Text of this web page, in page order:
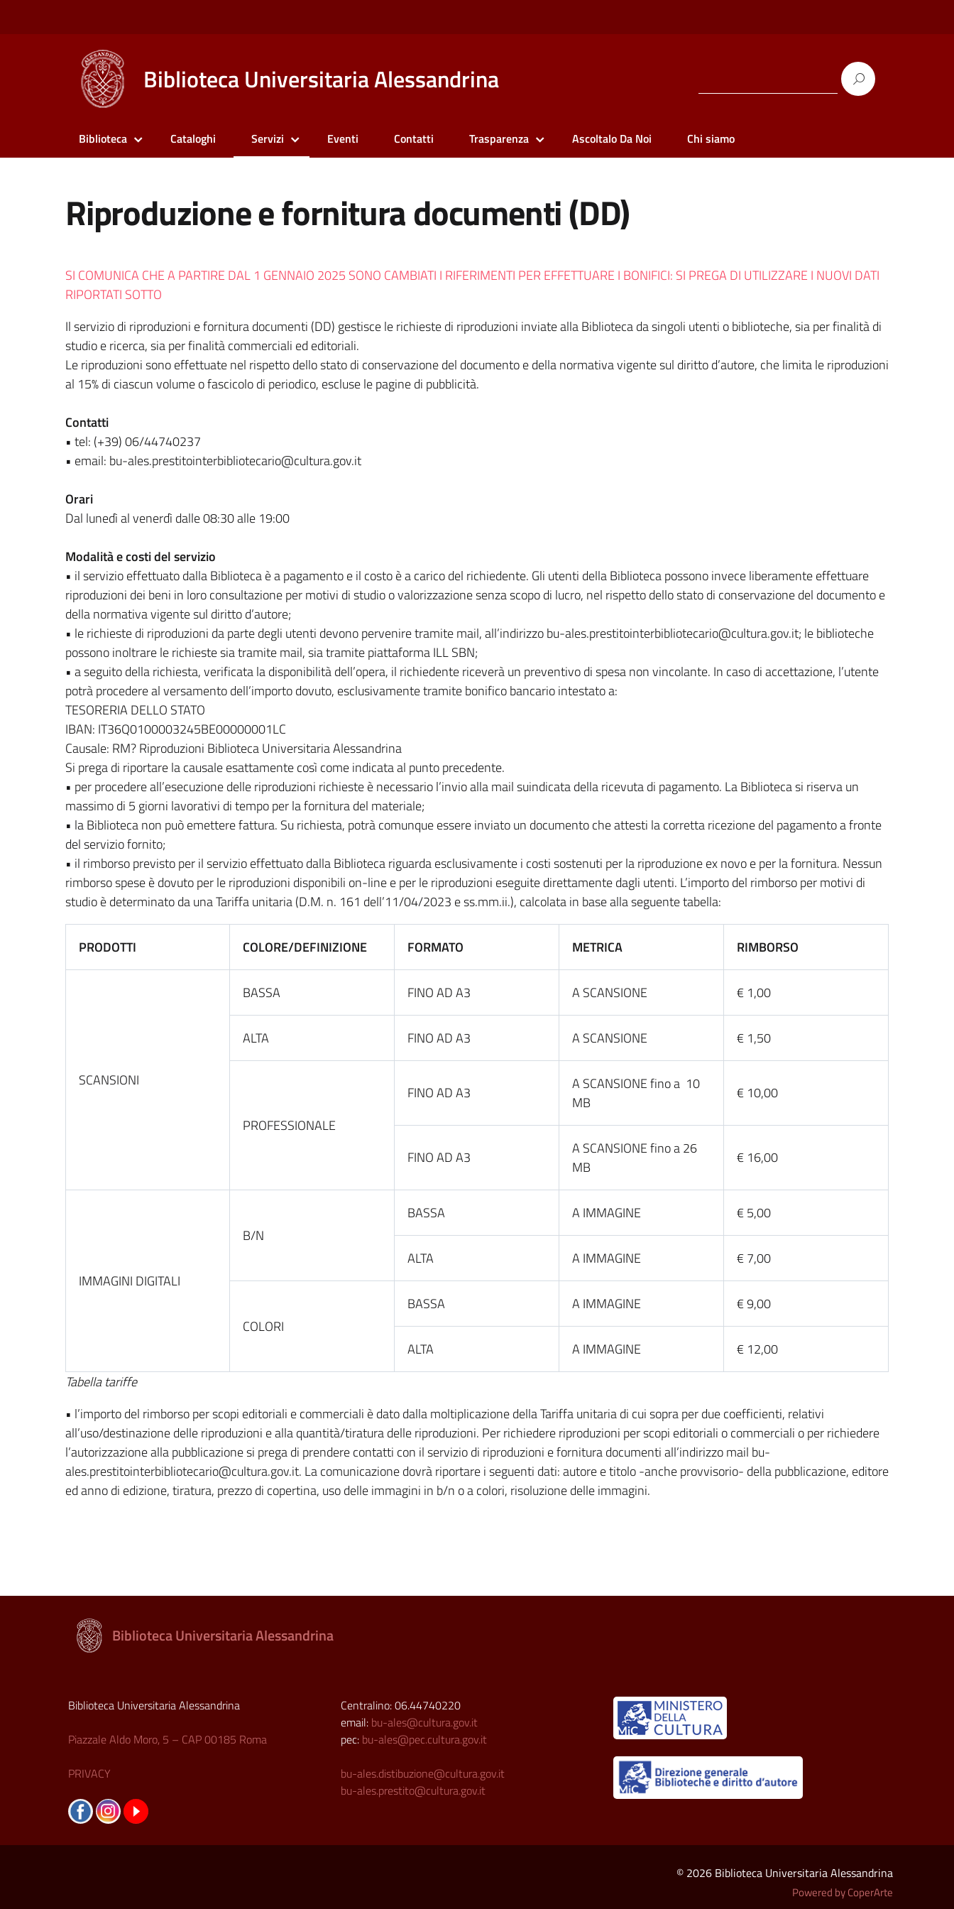
Biblioteca Universitaria Alessandrina
Biblioteca Cataloghi Servizi Eventi Contatti Trasparenza Ascoltalo Da Noi Chi siamo
Riproduzione e fornitura documenti (DD)
SI COMUNICA CHE A PARTIRE DAL 1 GENNAIO 2025 SONO CAMBIATI I RIFERIMENTI PER EFFETTUARE I BONIFICI: SI PREGA DI UTILIZZARE I NUOVI DATI
RIPORTATI SOTTO
Il servizio di riproduzioni e fornitura documenti (DD) gestisce le richieste di riproduzioni inviate alla Biblioteca da singoli utenti o biblioteche, sia per finalità di
studio e ricerca, sia per finalità commerciali ed editoriali.
Le riproduzioni sono effettuate nel rispetto dello stato di conservazione del documento e della normativa vigente sul diritto d’autore, che limita le riproduzioni
al 15% di ciascun volume o fascicolo di periodico, escluse le pagine di pubblicità.
Contatti
• tel: (+39) 06/44740237
• email: bu-ales.prestitointerbibliotecario@cultura.gov.it
Orari
Dal lunedì al venerdì dalle 08:30 alle 19:00
Modalità e costi del servizio
• il servizio effettuato dalla Biblioteca è a pagamento e il costo è a carico del richiedente. Gli utenti della Biblioteca possono invece liberamente effettuare
riproduzioni dei beni in loro consultazione per motivi di studio o valorizzazione senza scopo di lucro, nel rispetto dello stato di conservazione del documento e
della normativa vigente sul diritto d’autore;
• le richieste di riproduzioni da parte degli utenti devono pervenire tramite mail, all’indirizzo bu-ales.prestitointerbibliotecario@cultura.gov.it; le biblioteche
possono inoltrare le richieste sia tramite mail, sia tramite piattaforma ILL SBN;
• a seguito della richiesta, verificata la disponibilità dell’opera, il richiedente riceverà un preventivo di spesa non vincolante. In caso di accettazione, l’utente
potrà procedere al versamento dell’importo dovuto, esclusivamente tramite bonifico bancario intestato a:
TESORERIA DELLO STATO
IBAN: IT36Q0100003245BE00000001LC
Causale: RM? Riproduzioni Biblioteca Universitaria Alessandrina
Si prega di riportare la causale esattamente così come indicata al punto precedente.
• per procedere all’esecuzione delle riproduzioni richieste è necessario l’invio alla mail suindicata della ricevuta di pagamento. La Biblioteca si riserva un
massimo di 5 giorni lavorativi di tempo per la fornitura del materiale;
• la Biblioteca non può emettere fattura. Su richiesta, potrà comunque essere inviato un documento che attesti la corretta ricezione del pagamento a fronte
del servizio fornito;
• il rimborso previsto per il servizio effettuato dalla Biblioteca riguarda esclusivamente i costi sostenuti per la riproduzione ex novo e per la fornitura. Nessun
rimborso spese è dovuto per le riproduzioni disponibili on-line e per le riproduzioni eseguite direttamente dagli utenti. L’importo del rimborso per motivi di
studio è determinato da una Tariffa unitaria (D.M. n. 161 dell’11/04/2023 e ss.mm.ii.), calcolata in base alla seguente tabella:
PRODOTTI COLORE/DEFINIZIONE FORMATO METRICA RIMBORSO
SCANSIONI
BASSA FINO AD A3 A SCANSIONE € 1,00
ALTA FINO AD A3 A SCANSIONE € 1,50
PROFESSIONALE
FINO AD A3
A SCANSIONE fino a 10
MB
€ 10,00
FINO AD A3
A SCANSIONE fino a 26
MB
€ 16,00
IMMAGINI DIGITALI
B/N
BASSA A IMMAGINE € 5,00
ALTA A IMMAGINE € 7,00
COLORI
BASSA A IMMAGINE € 9,00
ALTA A IMMAGINE
€ 12,00
Tabella tariffe
• l’importo del rimborso per scopi editoriali e commerciali è dato dalla moltiplicazione della Tariffa unitaria di cui sopra per due coefficienti, relativi
all’uso/destinazione delle riproduzioni e alla quantità/tiratura delle riproduzioni. Per richiedere riproduzioni per scopi editoriali o commerciali o per richiedere
l’autorizzazione alla pubblicazione si prega di prendere contatti con il servizio di riproduzioni e fornitura documenti all’indirizzo mail bu-
ales.prestitointerbibliotecario@cultura.gov.it. La comunicazione dovrà riportare i seguenti dati: autore e titolo -anche provvisorio- della pubblicazione, editore
ed anno di edizione, tiratura, prezzo di copertina, uso delle immagini in b/n o a colori, risoluzione delle immagini.
Biblioteca Universitaria Alessandrina
Biblioteca Universitaria Alessandrina
Piazzale Aldo Moro, 5 – CAP 00185 Roma
PRIVACY
Centralino: 06.44740220
email: bu-ales@cultura.gov.it
pec: bu-ales@pec.cultura.gov.it
bu-ales.distibuzione@cultura.gov.it
bu-ales.prestito@cultura.gov.it
© 2026 Biblioteca Universitaria Alessandrina
Powered by CoperArte